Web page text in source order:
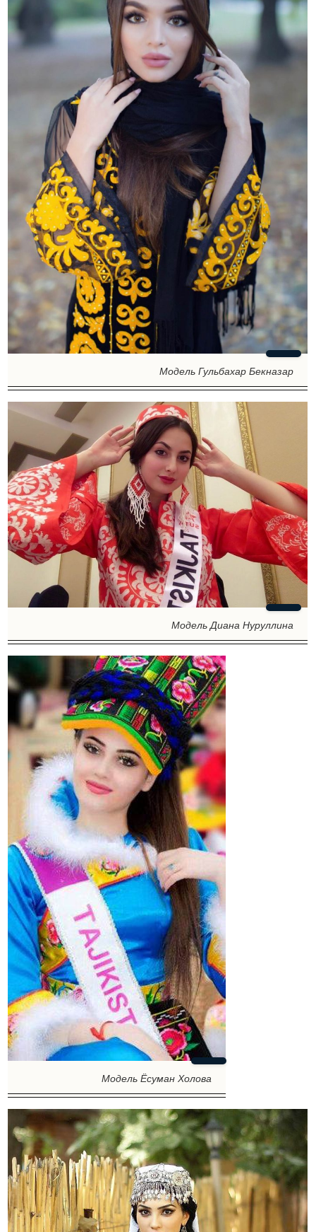
Модель Гульбахар Бекназар
Модель Диана Нуруллина
Модель Ёсуман Холова